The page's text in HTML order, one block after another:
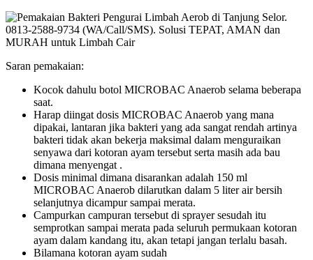
Saran pemakaian:
Kocok dahulu botol MICROBAC Anaerob selama beberapa
saat.
Harap diingat dosis MICROBAC Anaerob yang mana
dipakai, lantaran jika bakteri yang ada sangat rendah artinya
bakteri tidak akan bekerja maksimal dalam menguraikan
senyawa dari kotoran ayam tersebut serta masih ada bau
dimana menyengat .
Dosis minimal dimana disarankan adalah 150 ml
MICROBAC Anaerob dilarutkan dalam 5 liter air bersih
selanjutnya dicampur sampai merata.
Campurkan campuran tersebut di sprayer sesudah itu
semprotkan sampai merata pada seluruh permukaan kotoran
ayam dalam kandang itu, akan tetapi jangan terlalu basah.
Bilamana kotoran ayam sudah